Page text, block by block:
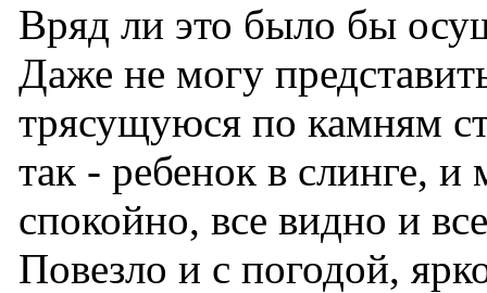
Вряд ли это было бы
Даже не могу
трясущуюся по камням
так - ребенок в слинге,
спокойно, все видно и
Повезло и с погодой,